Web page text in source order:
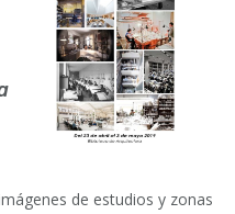
de estudios y zonas